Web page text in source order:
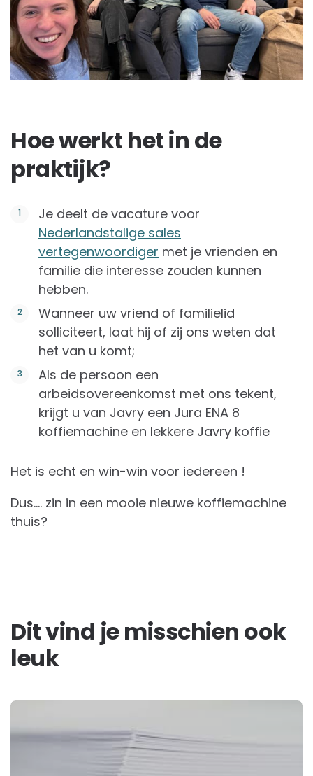
Hoe werkt het in de
praktijk?
Je deelt de vacature voor
Nederlandstalige sales
vertegenwoordiger met je vrienden en
familie die interesse zouden kunnen
hebben.
Wanneer uw vriend of familielid
solliciteert, laat hij of zij ons weten dat
het van u komt;
Als de persoon een
arbeidsovereenkomst met ons tekent,
krijgt u van Javry een Jura ENA 8
koffiemachine en lekkere Javry koffie
Het is echt en win-win voor iedereen !
Dus…. zin in een mooie nieuwe koffiemachine
thuis?
Dit vind je misschien ook
leuk